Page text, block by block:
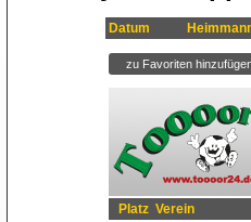
Datum
Platz Verein